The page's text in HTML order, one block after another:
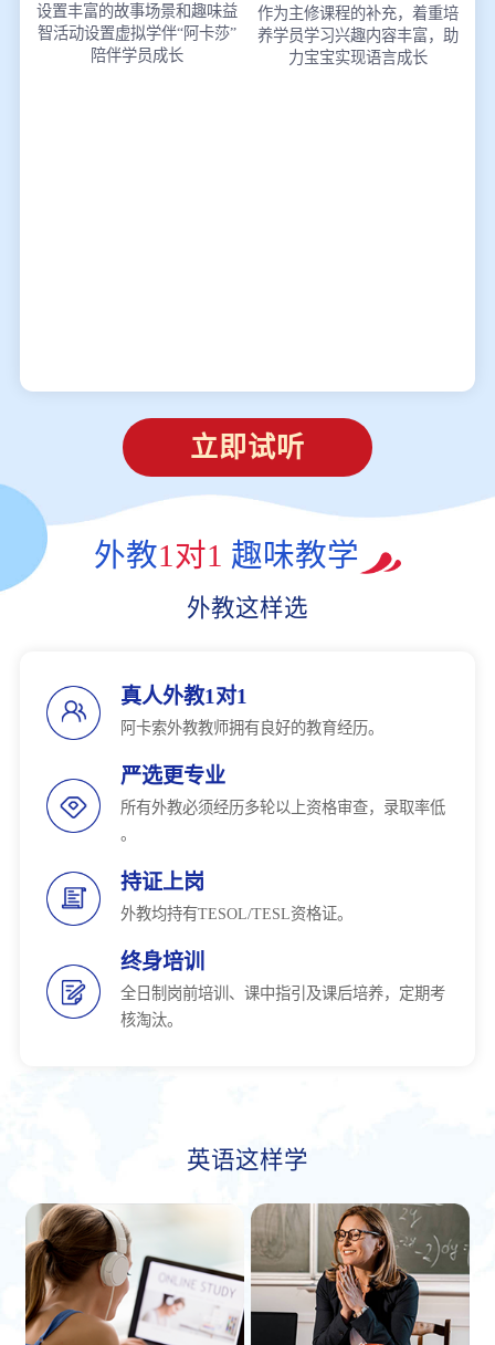
设置丰富的故事场景和趣味益
智活动设置虚拟学伴“阿卡莎”
陪伴学员成长
作为主修课程的补充，着重培
养学员学习兴趣内容丰富，助
力宝宝实现语言成长
立即试听
外教1对1 趣味教学
外教这样选
真人外教1对1
阿卡索外教教师拥有良好的教育经历。
严选更专业
所有外教必须经历多轮以上资格审查，录取率低
。
持证上岗
外教均持有TESOL/TESL资格证。
终身培训
全日制岗前培训、课中指引及课后培养，定期考
核淘汰。
英语这样学